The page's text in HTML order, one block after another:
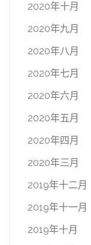
2020年十月
2020年九月
2020年八月
2020年七月
2020年六月
2020年五月
2020年四月
2020年三月
2019年十二月
2019年十一月
2019年十月